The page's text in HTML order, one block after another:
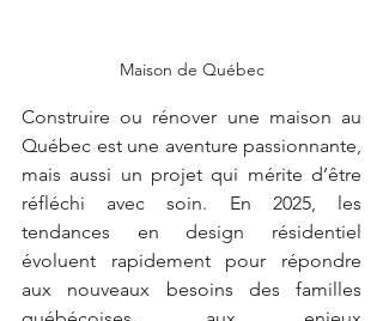
Maison de Québec
Construire ou rénover une maison au
Québec est une aventure passionnante,
mais aussi un projet qui mérite d’être
réfléchi avec soin. En 2025, les
tendances en design résidentiel
évoluent rapidement pour répondre
aux nouveaux besoins des familles